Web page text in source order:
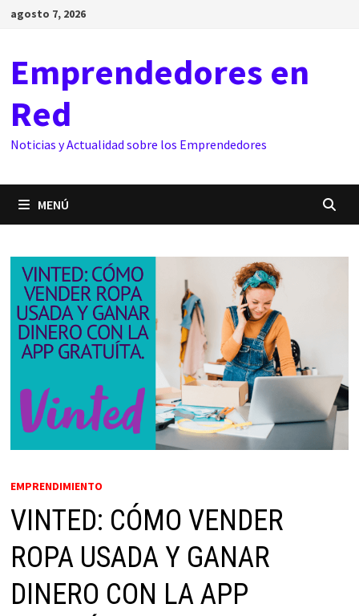
Saltar
agosto 7, 2026
Emprendedores en
Red
Noticias y Actualidad sobre los Emprendedores
MENÚ
EMPRENDIMIENTO
VINTED: CÓMO VENDER
ROPA USADA Y GANAR
DINERO CON LA APP